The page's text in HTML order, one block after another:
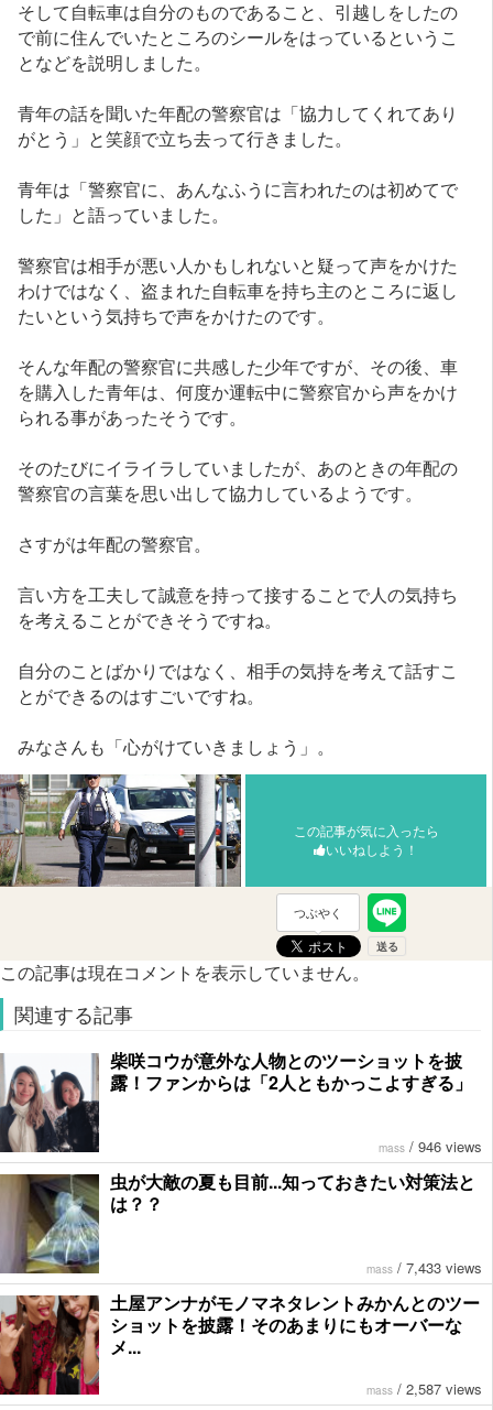
そして自転車は自分のものであること、引越しをしたの
で前に住んでいたところのシールをはっているというこ
となどを説明しました。
青年の話を聞いた年配の警察官は「協力してくれてあり
がとう」と笑顔で立ち去って行きました。
青年は「警察官に、あんなふうに言われたのは初めてで
した」と語っていました。
警察官は相手が悪い人かもしれないと疑って声をかけた
わけではなく、盗まれた自転車を持ち主のところに返し
たいという気持ちで声をかけたのです。
そんな年配の警察官に共感した少年ですが、その後、車
を購入した青年は、何度か運転中に警察官から声をかけ
られる事があったそうです。
そのたびにイライラしていましたが、あのときの年配の
警察官の言葉を思い出して協力しているようです。
さすがは年配の警察官。
言い方を工夫して誠意を持って接することで人の気持ち
を考えることができそうですね。
自分のことばかりではなく、相手の気持を考えて話すこ
とができるのはすごいですね。
みなさんも「心がけていきましょう」。
この記事が気に入ったら
いいねしよう！
つぶやく
この記事は現在コメントを表示していません。
関連する記事
柴咲コウが意外な人物とのツーショットを披
露！ファンからは「2人ともかっこよすぎる」
mass / 946 views
虫が大敵の夏も目前...知っておきたい対策法と
は？？
mass / 7,433 views
土屋アンナがモノマネタレントみかんとのツー
ショットを披露！そのあまりにもオーバーな
メ...
mass / 2,587 views